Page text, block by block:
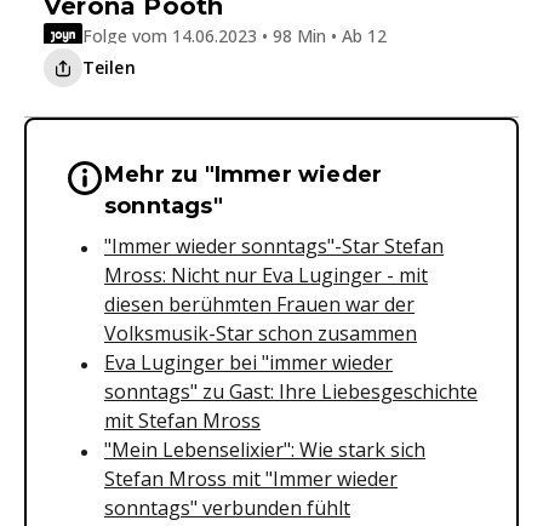
Verona Pooth
Folge vom 14.06.2023 • 98 Min • Ab 12
Teilen
Wichtige Hinweise &
Mehr zu "Immer wieder
sonntags"
"Immer wieder sonntags"-Star Stefan
Mross: Nicht nur Eva Luginger - mit
diesen berühmten Frauen war der
Volksmusik-Star schon zusammen
Eva Luginger bei "immer wieder
sonntags" zu Gast: Ihre Liebesgeschichte
mit Stefan Mross
"Mein Lebenselixier": Wie stark sich
Stefan Mross mit "Immer wieder
sonntags" verbunden fühlt